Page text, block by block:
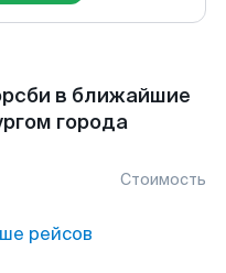
в ближайшие
города
Стоимость
рейсов